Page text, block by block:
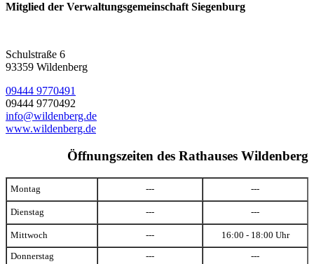
Mitglied der Verwaltungsgemeinschaft Siegenburg
Schulstraße 6
93359 Wildenberg
09444 9770491
09444 9770492
info@wildenberg.de
www.wildenberg.de
Öffnungszeiten des Rathauses Wildenberg
Montag --- ---
Dienstag --- ---
Mittwoch --- 16:00 - 18:00 Uhr
Donnerstag --- ---